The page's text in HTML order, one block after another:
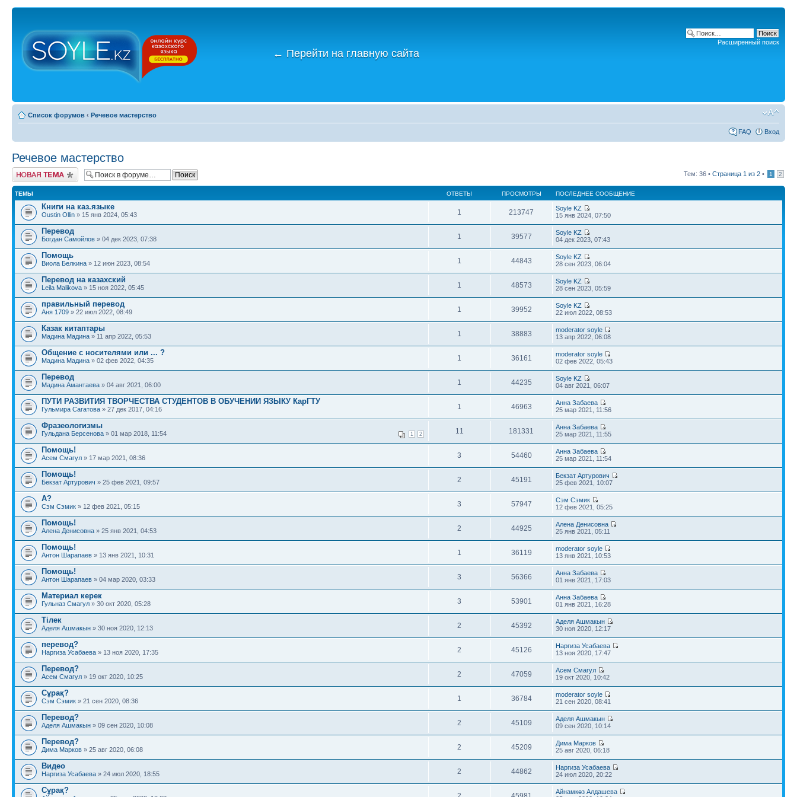
← Перейти на главную сайта
Расширенный поиск
Список форумов ‹ Речевое мастерство
FAQ Вход
Речевое мастерство
Новая тема Тем: 36 • Страница 1 из 2 • 1 2
ТЕМЫ ОТВЕТЫ ПРОСМОТРЫ ПОСЛЕДНЕЕ СООБЩЕНИЕ
Книги на каз.языке
Oustin Ollin » 15 янв 2024, 05:43 1 213747
Soyle KZ
15 янв 2024, 07:50
Перевод
Богдан Самойлов » 04 дек 2023, 07:38 1 39577
Soyle KZ
04 дек 2023, 07:43
Помощь
Виола Белкина » 12 июн 2023, 08:54 1 44843
Soyle KZ
28 сен 2023, 06:04
Перевод на казахский
Leila Malikova » 15 ноя 2022, 05:45 1 48573
Soyle KZ
28 сен 2023, 05:59
правильный перевод
Аня 1709 » 22 июл 2022, 08:49 1 39952
Soyle KZ
22 июл 2022, 08:53
Казак китаптары
Мадина Мадина » 11 апр 2022, 05:53 1 38883
moderator soyle
13 апр 2022, 06:08
Общение с носителями или ... ?
Мадина Мадина » 02 фев 2022, 04:35 1 36161
moderator soyle
02 фев 2022, 05:43
Перевод
Мадина Амантаева » 04 авг 2021, 06:00 1 44235
Soyle KZ
04 авг 2021, 06:07
ПУТИ РАЗВИТИЯ ТВОРЧЕСТВА СТУДЕНТОВ В ОБУЧЕНИИ ЯЗЫКУ КарГТУ
Гульмира Сагатова » 27 дек 2017, 04:16 1 46963
Анна Забаева
25 мар 2021, 11:56
Фразеологизмы
1 2
Гульдана Берсенова » 01 мар 2018, 11:54 11 181331
Анна Забаева
25 мар 2021, 11:55
Помощь!
Асем Смагул » 17 мар 2021, 08:36 3 54460
Анна Забаева
25 мар 2021, 11:54
Помощь!
Бекзат Артурович » 25 фев 2021, 09:57 2 45191
Бекзат Артурович
25 фев 2021, 10:07
А?
Сэм Сэмик » 12 фев 2021, 05:15 3 57947
Сэм Сэмик
12 фев 2021, 05:25
Помощь!
Алена Денисовна » 25 янв 2021, 04:53 2 44925
Алена Денисовна
25 янв 2021, 05:11
Помощь!
Антон Шарапаев » 13 янв 2021, 10:31 1 36119
moderator soyle
13 янв 2021, 10:53
Помощь!
Антон Шарапаев » 04 мар 2020, 03:33 3 56366
Анна Забаева
01 янв 2021, 17:03
Материал керек
Гульназ Смагул » 30 окт 2020, 05:28 3 53901
Анна Забаева
01 янв 2021, 16:28
Тілек
Аделя Ашмакын » 30 ноя 2020, 12:13 2 45392
Аделя Ашмакын
30 ноя 2020, 12:17
перевод?
Наргиза Усабаева » 13 ноя 2020, 17:35 2 45126
Наргиза Усабаева
13 ноя 2020, 17:47
Перевод?
Асем Смагул » 19 окт 2020, 10:25 2 47059
Асем Смагул
19 окт 2020, 10:42
Сұрақ?
Сэм Сэмик » 21 сен 2020, 08:36 1 36784
moderator soyle
21 сен 2020, 08:41
Перевод?
Аделя Ашмакын » 09 сен 2020, 10:08 2 45109
Аделя Ашмакын
09 сен 2020, 10:14
Перевод?
Дима Марков » 25 авг 2020, 06:08 2 45209
Дима Марков
25 авг 2020, 06:18
Видео
Наргиза Усабаева » 24 июл 2020, 18:55 2 44862
Наргиза Усабаева
24 июл 2020, 20:22
Сұрақ?
Айнамкөз Алдашева